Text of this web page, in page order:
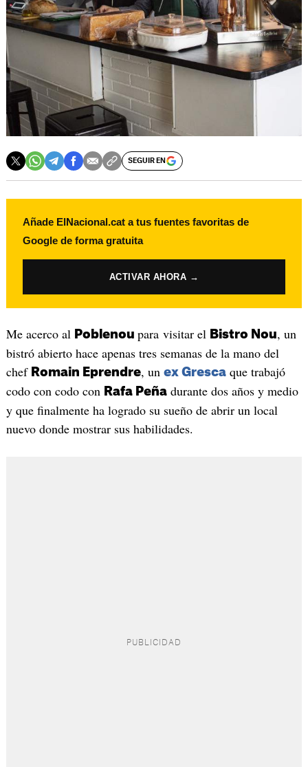
SEGUIR EN
Añade ElNacional.cat a tus fuentes favoritas de
Google de forma gratuita
ACTIVAR AHORA →
Me acerco al Poblenou para visitar el Bistro Nou, un
bistró abierto hace apenas tres semanas de la mano del
chef Romain Eprendre, un ex Grescaque trabajó
codo con codo con Rafa Peñadurante dos años y medio
y que finalmente ha logrado su sueño de abrir un local
nuevo donde mostrar sus habilidades.